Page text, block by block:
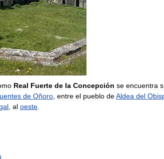
Real Fuerte de la Concepción se encuentra
de Oñoro entre el pueblo deAldea del
al oeste